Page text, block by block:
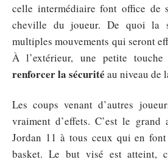
celle intermédiaire font office de
cheville du joueur. De quoi la
multiples mouvements qui seront
À l’extérieur, une petite
renforcer la sécurité au niveau de
Les coups venant d’autres
vraiment d’effets. C’est le
Jordan 11 à tous ceux qui en
basket. Le but visé est atteint,